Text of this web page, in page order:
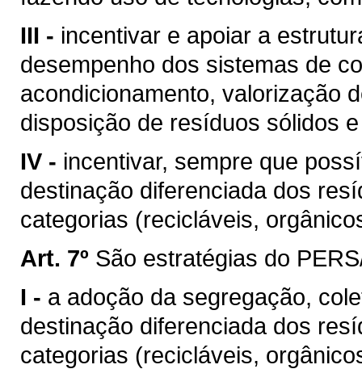
III - incentivar e apoiar a
desempenho dos sistemas de
acondicionamento, valorização
disposição de resíduos sólidos
IV - incentivar, sempre que
destinação diferenciada dos
categorias (recicláveis,
Art. 7º São estratégias do
I - a adoção da segregação,
destinação diferenciada dos
categorias (recicláveis,